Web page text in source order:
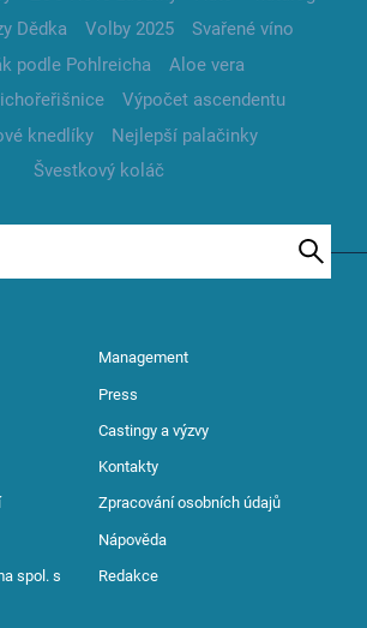
Dědka
Volby 2025
Svařené víno
podle Pohlreicha
Aloe vera
Výpočet ascendentu
knedlíky
Nejlepší palačinky
Švestkový koláč
Management
Press
Castingy a výzvy
Kontakty
Zpracování osobních údajů
Nápověda
spol. s
Redakce